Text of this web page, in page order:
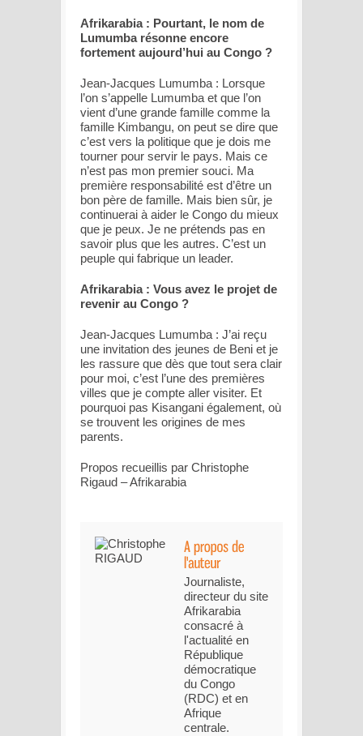
Afrikarabia : Pourtant, le nom de
Lumumba résonne encore
fortement aujourd’hui au Congo ?
Jean-Jacques Lumumba : Lorsque
l’on s’appelle Lumumba et que l’on
vient d’une grande famille comme la
famille Kimbangu, on peut se dire que
c’est vers la politique que je dois me
tourner pour servir le pays. Mais ce
n’est pas mon premier souci. Ma
première responsabilité est d’être un
bon père de famille. Mais bien sûr, je
continuerai à aider le Congo du mieux
que je peux. Je ne prétends pas en
savoir plus que les autres. C’est un
peuple qui fabrique un leader.
Afrikarabia : Vous avez le projet de
revenir au Congo ?
Jean-Jacques Lumumba : J’ai reçu
une invitation des jeunes de Beni et je
les rassure que dès que tout sera clair
pour moi, c’est l’une des premières
villes que je compte aller visiter. Et
pourquoi pas Kisangani également, où
se trouvent les origines de mes
parents.
Propos recueillis par Christophe
Rigaud – Afrikarabia
Journaliste,
directeur du site
Afrikarabia
consacré à
l'actualité en
République
démocratique
du Congo
(RDC) et en
Afrique
centrale.